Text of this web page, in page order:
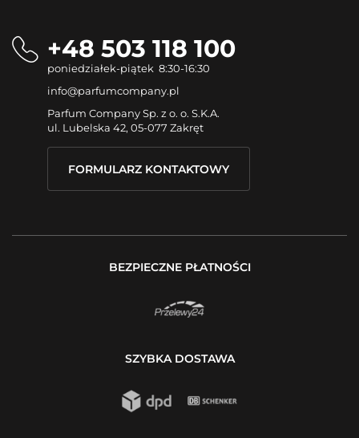
+48 503 118 100
poniedziałek-piątek 8:30-16:30
info@parfumcompany.pl
Parfum Company Sp. z o. o. S.K.A.
ul. Lubelska 42, 05-077 Zakręt
FORMULARZ KONTAKTOWY
BEZPIECZNE PŁATNOŚCI
SZYBKA DOSTAWA